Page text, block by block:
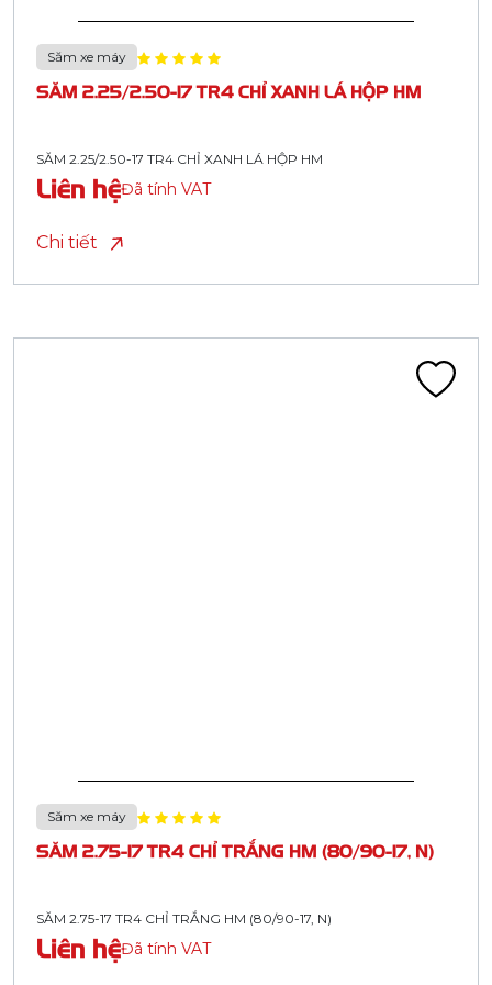
Săm xe máy
SĂM 2.25/2.50-17 TR4 CHỈ XANH LÁ HỘP HM
SĂM 2.25/2.50-17 TR4 CHỈ XANH LÁ HỘP HM
Liên hệĐã tính VAT
Chi tiết
Săm xe máy
SĂM 2.75-17 TR4 CHỈ TRẮNG HM (80/90-17, N)
SĂM 2.75-17 TR4 CHỈ TRẮNG HM (80/90-17, N)
Liên hệĐã tính VAT